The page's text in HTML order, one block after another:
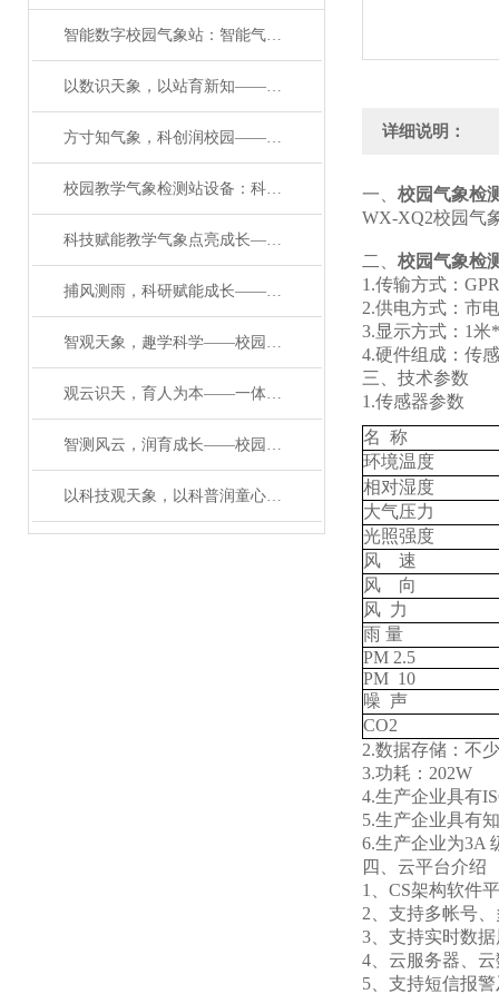
智能数字校园气象站：智能气象护航，筑牢校园育人新阵地
以数识天象，以站育新知——智能数字校园气象站系统赋能校园科普
方寸知气象，科创润校园——一体化校园气象观测设备科普介绍#2026已更新
校园教学气象检测站设备：科技赋能气象，深耕实践育人
科技赋能教学气象点亮成长—教学自动气象观测站，打造无围墙的科学实验室
捕风测雨，科研赋能成长——科研级校园气象检测设备核心解析#2026已更新
智观天象，趣学科学——校园教学自动气象观测站打造科普新场景
观云识天，育人为本——一体化校园教学气象观测站的育人价值
智测风云，润育成长——校园环境一体化气象站赋能科学教育
以科技观天象，以科普润童心——校园自动气象观测站赋能成长
详细说明：
一、 校园气象检
WX-XQ2校园气
二、 校园气象检
1.传输方式：
2.供电方式：市
3.显示方式：1米
4.硬件组成：传
三、技术参数
1.传感器参数
名 称
环境温度
相对湿度
大气压力
光照强度
风 速
风 向
风 力
雨 量
PM 2.5
PM 10
噪 声
CO2
2.数据存储：不
3.功耗：202W
4.生产企业具有
5.生产企业具有
6.生产企业为3A
四、云平台介绍
1、CS架构软件
2、支持多帐号
3、支持实时数
4、云服务器、
5、支持短信报